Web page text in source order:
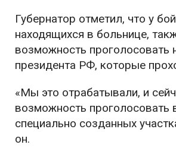
Губернатор отметил, что у
находящихся в больнице,
возможность проголосовать
президента РФ, которые
«Мы это отрабатывали, и
возможность проголосовать
специально созданных
он.